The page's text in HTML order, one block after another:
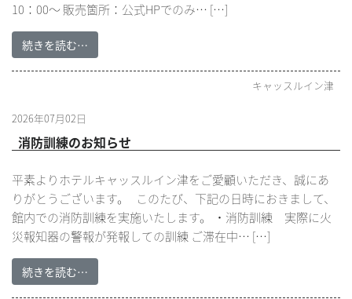
10：00～ 販売箇所：公式HPでのみ… […]
続きを読む…
キャッスルイン津
2026年07月02日
消防訓練のお知らせ
平素よりホテルキャッスルイン津をご愛顧いただき、誠にあ
りがとうございます。 このたび、下記の日時におきまして、
館内での消防訓練を実施いたします。 ・消防訓練 実際に火
災報知器の警報が発報しての訓練 ご滞在中… […]
続きを読む…